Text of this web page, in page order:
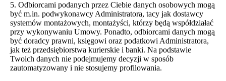
5. Odbiorcami podanych przez Ciebie danych osobowych mogą
być m.in. podwykonawcy Administratora, tacy jak dostawcy
systemów montażowych, montażyści, którzy będą współdziałać
przy wykonywaniu Umowy. Ponadto, odbiorcami danych mogą
być doradcy prawni, księgowi oraz podatkowi Administratora,
jak też przedsiębiorstwa kurierskie i banki. Na podstawie
Twoich danych nie podejmujemy decyzji w sposób
zautomatyzowany i nie stosujemy profilowania.